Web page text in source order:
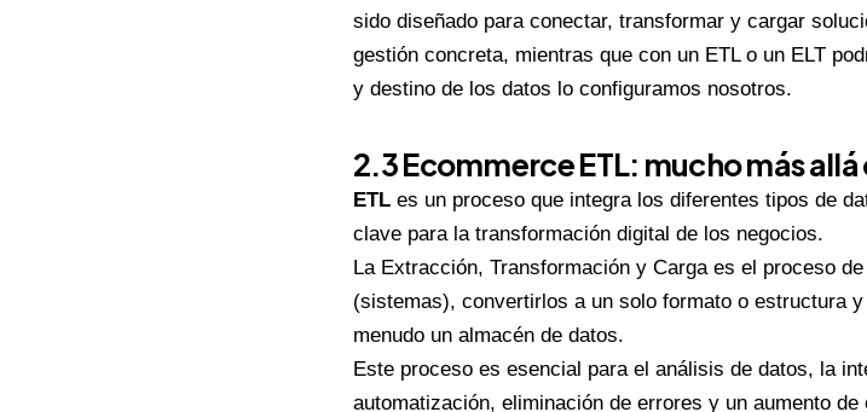
sido diseñado para conectar, transformar y cargar
gestión concreta, mientras que con un ETL o un ELT
y destino de los datos lo configuramos nosotros.
2.3 Ecommerce ETL: mucho más
ETL es un proceso que integra los diferentes tipos de
clave para la transformación digital de los negocios.
La Extracción, Transformación y Carga es el proceso
(sistemas), convertirlos a un solo formato o estructura
menudo un almacén de datos.
Este proceso es esencial para el análisis de datos, la
automatización, eliminación de errores y un aumento de